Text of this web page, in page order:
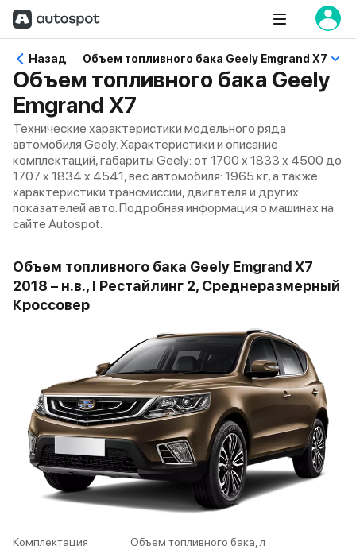
Назад Объем топливного бака Geely Emgrand X7
Объем топливного бака Geely
Emgrand X7
Технические характеристики модельного ряда
автомобиля Geely. Характеристики и описание
комплектаций, габариты Geely: от 1700 x 1833 x 4500 до
1707 x 1834 x 4541, вес автомобиля: 1965 кг, а также
характеристики трансмиссии, двигателя и других
показателей авто. Подробная информация о машинах на
сайте Autospot.
Объем топливного бака Geely Emgrand X7
2018 – н.в., I Рестайлинг 2, Среднеразмерный
Кроссовер
Комплектация
Объем топливного бака, л